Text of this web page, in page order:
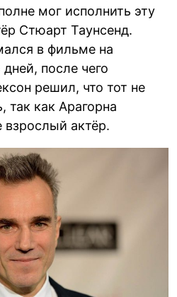
мог исполнить эту
Стюарт Таунсенд.
в фильме на
после чего
решил, что тот не
так как Арагорна
взрослый актёр.